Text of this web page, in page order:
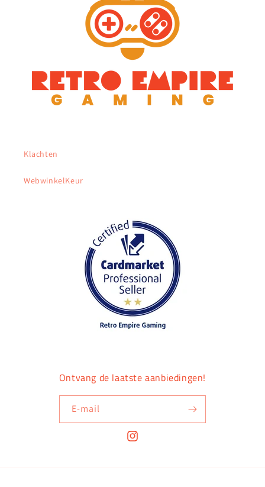
Klachten
WebwinkelKeur
Ontvang de laatste aanbiedingen!
E‑mail
Instagram